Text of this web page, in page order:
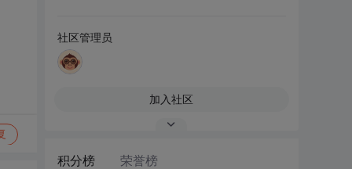
社区管理员
加入社区
积分榜 荣誉榜